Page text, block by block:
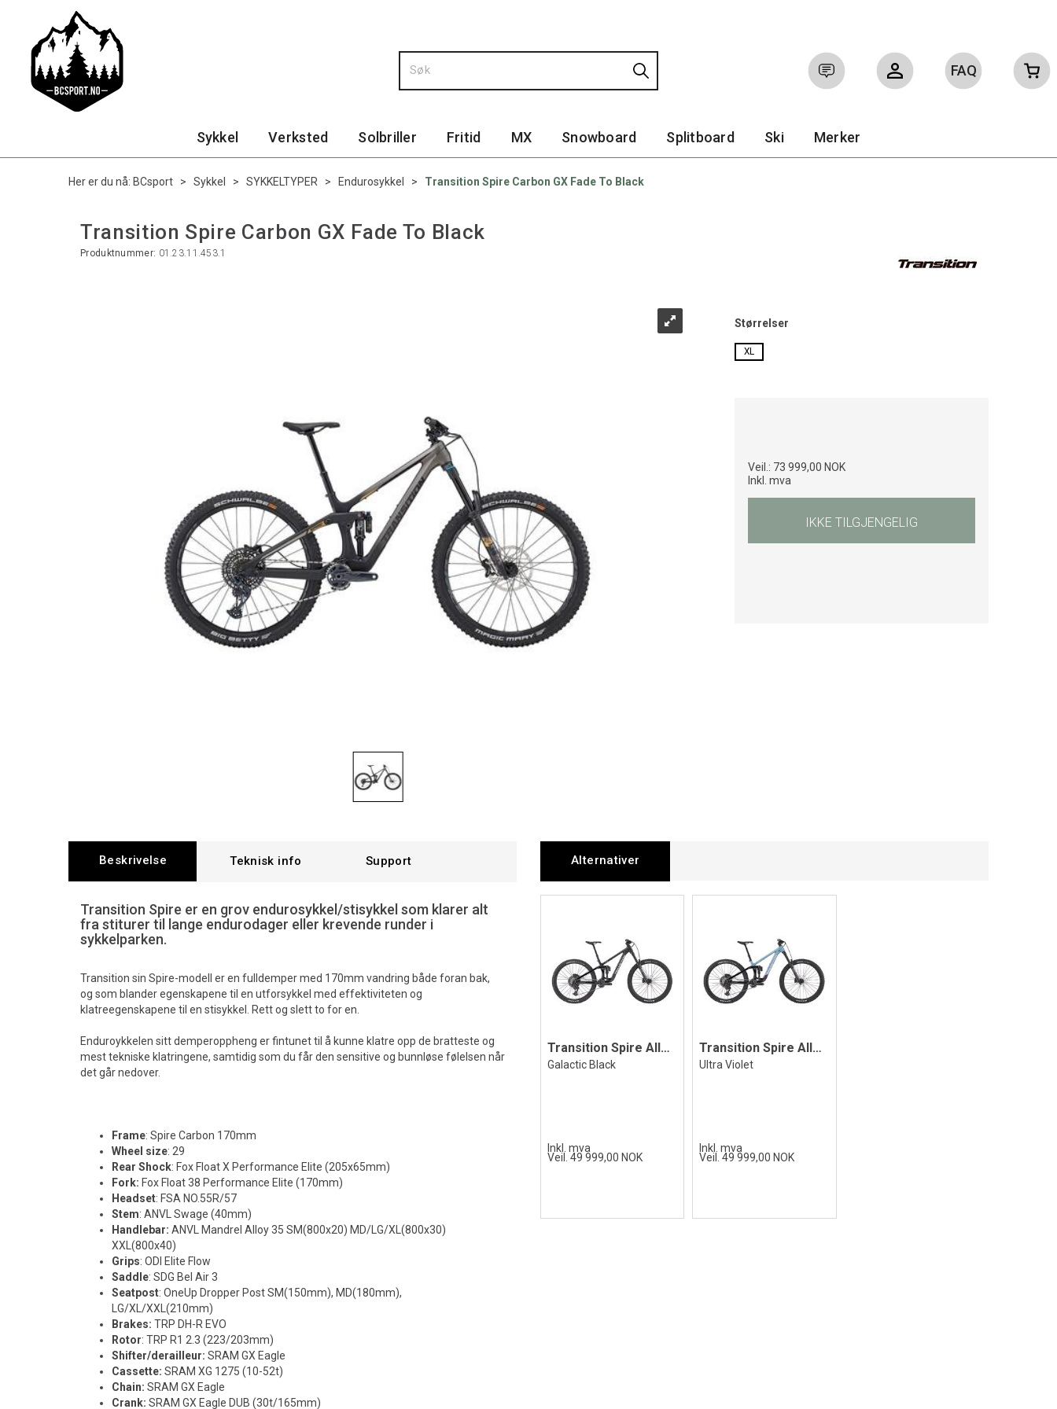
FAQ
Sykkel Verksted Solbriller Fritid MX Snowboard Splitboard Ski Merker
Her er du nå: BCsport > Sykkel > SYKKELTYPER > Endurosykkel > Transition Spire Carbon GX Fade To Black
Transition Spire Carbon GX Fade To Black
Produktnummer: 01.23.11.453.1
Størrelser
XL
Veil.: 73 999,00 NOK
Inkl. mva
IKKE TILGJENGELIG
Beskrivelse Teknisk info Support
Transition Spire er en grov endurosykkel/stisykkel som klarer alt
fra stiturer til lange endurodager eller krevende runder i
sykkelparken.
Transition sin Spire-modell er en fulldemper med 170mm vandring både foran bak,
og som blander egenskapene til en utforsykkel med effektiviteten og
klatreegenskapene til en stisykkel. Rett og slett to for en.
Enduroykkelen sitt demperoppheng er fintunet til å kunne klatre opp de bratteste og
mest tekniske klatringene, samtidig som du får den sensitive og bunnløse følelsen når
det går nedover.
Frame: Spire Carbon 170mm
Wheel size: 29
Rear Shock: Fox Float X Performance Elite (205x65mm)
Fork: Fox Float 38 Performance Elite (170mm)
Headset: FSA NO.55R/57
Stem: ANVL Swage (40mm)
Handlebar: ANVL Mandrel Alloy 35 SM(800x20) MD/LG/XL(800x30)
XXL(800x40)
Grips: ODI Elite Flow
Saddle: SDG Bel Air 3
Seatpost: OneUp Dropper Post SM(150mm), MD(180mm),
LG/XL/XXL(210mm)
Brakes: TRP DH-R EVO
Rotor: TRP R1 2.3 (223/203mm)
Shifter/derailleur: SRAM GX Eagle
Cassette: SRAM XG 1275 (10-52t)
Chain: SRAM GX Eagle
Crank: SRAM GX Eagle DUB (30t/165mm)
Alternativer
Transition Spire Alloy Eagle 70, Black
Galactic Black
Inkl. mva
Veil. 49 999,00 NOK
Transition Spire Alloy Eagle 70, Violet
Ultra Violet
Inkl. mva
Veil. 49 999,00 NOK